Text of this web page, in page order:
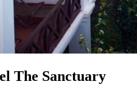
The Sanctuary